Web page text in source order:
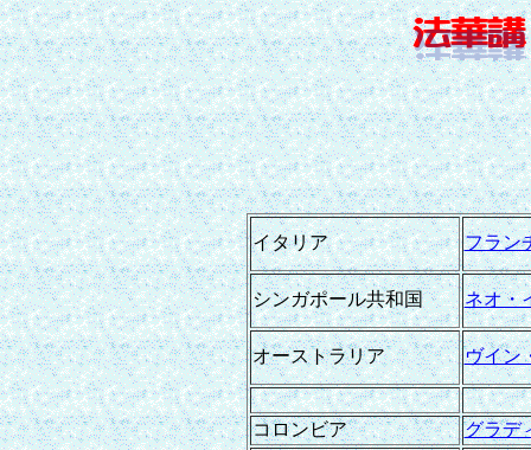
イタリア フラン
シンガポール共和国 ネオ・
オーストラリア ヴイン
コロンビア グラデ